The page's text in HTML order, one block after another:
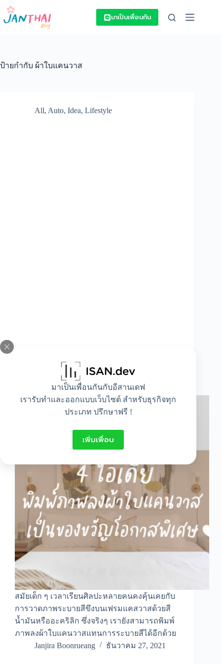
Skip
content
มาเป็นเพื่อนกันกับอีสานเดฟ
เรารับทำและออกแบบเว็บไซต์ สำหรับธุรกิจทุก
ประเภท ปรึกษาฟรี !
เพิ่มเพื่อน
มาเป็นเพื่อนกัน
ป้ายกำกับ ผ้าใบแคนวาส
All, Auto, Idea, Lifestyle
ไอเดียพิมพ์ภาพลงผ้าใบแคนวาสเป็นของขวัญ
สมัยเด็ก ๆ เวลาเรียนศิลปะหลายคนคงคุ้นเคยกับ
การวาดภาพระบายสีขึงบนเฟรมแคสวาสด้วยสี
น้ำมันหรืออะคริลิก ซึ่งจริงๆ เรายังสามารถพิมพ์
ภาพลงผ้าใบแคนวาสแทนการระบายสีได้อีกด้วย
Janjira Boonrueang
ธันวาคม 27, 2021